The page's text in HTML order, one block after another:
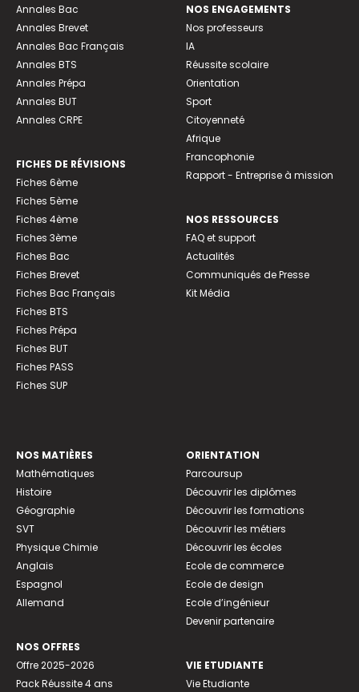
Annales Bac
Annales Brevet
Annales Bac Français
Annales BTS
Annales Prépa
Annales BUT
Annales CRPE
FICHES DE RÉVISIONS
Fiches 6ème
Fiches 5ème
Fiches 4ème
Fiches 3ème
Fiches Bac
Fiches Brevet
Fiches Bac Français
Fiches BTS
Fiches Prépa
Fiches BUT
Fiches PASS
Fiches SUP
NOS ENGAGEMENTS
Nos professeurs
IA
Réussite scolaire
Orientation
Sport
Citoyenneté
Afrique
Francophonie
Rapport - Entreprise à mission
NOS RESSOURCES
FAQ et support
Actualités
Communiqués de Presse
Kit Média
NOS MATIÈRES
Mathématiques
Histoire
Géographie
SVT
Physique Chimie
Anglais
Espagnol
Allemand
NOS OFFRES
Offre 2025-2026
Pack Réussite 4 ans
ORIENTATION
Parcoursup
Découvrir les diplômes
Découvrir les formations
Découvrir les métiers
Découvrir les écoles
Ecole de commerce
Ecole de design
Ecole d’ingénieur
Devenir partenaire
VIE ETUDIANTE
Vie Etudiante